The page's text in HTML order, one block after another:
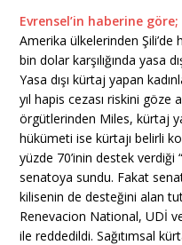
Evrensel’in haberine göre;
Amerika ülkelerinden Şili’de
bin dolar karşılığında yasa
Yasa dışı kürtaj yapan
yıl hapis cezası riskini göze
örgütlerinden Miles, kürtaj
hükümeti ise kürtajı belirli
yüzde 70’inin destek verdiği
senatoya sundu. Fakat
kilisenin de desteğini alan
Renevacion National, UDİ
ile reddedildi. Sağıtımsal